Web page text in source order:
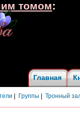
Главная
Группы Тронный
томом: